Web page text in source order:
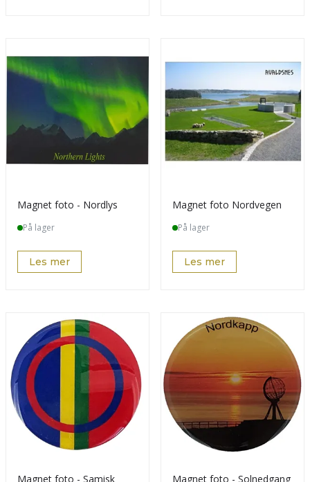
Magnet foto - Nordlys
På lager
Les mer
Magnet foto Nordvegen
På lager
Les mer
Magnet foto - Samisk
Magnet foto - Solnedgang